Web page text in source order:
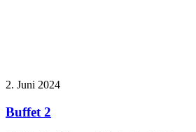
2. Juni 2024
Buffet 2